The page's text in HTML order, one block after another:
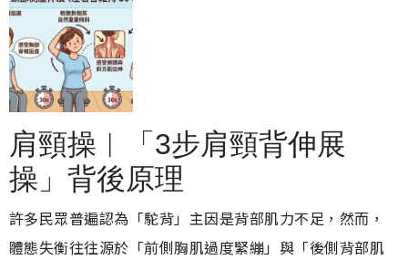
肩頸操︱「3步肩頸背伸展
操」背後原理
許多民眾普遍認為「駝背」主因是背部肌力不足，然而，
體態失衡往往源於「前側胸肌過度緊繃」與「後側背部肌